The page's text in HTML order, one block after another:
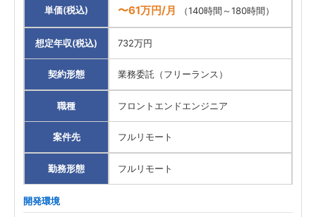
単価(税込) 〜61万円/月 （140時間～180時間）
想定年収(税込) 732万円
契約形態 業務委託（フリーランス）
職種 フロントエンドエンジニア
案件先 フルリモート
勤務形態 フルリモート
開発環境